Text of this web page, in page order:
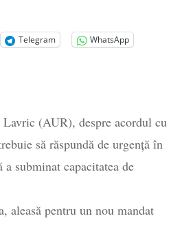
despre
Ucrainei, Volodymyr
13 mai 2026
Națiunea
Goga, înlăturat din Iași
Telegram
WhatsApp
Lavric (AUR), despre acordul cu
să răspundă de urgență în
subminat capacitatea de
aleasă pentru un nou mandat